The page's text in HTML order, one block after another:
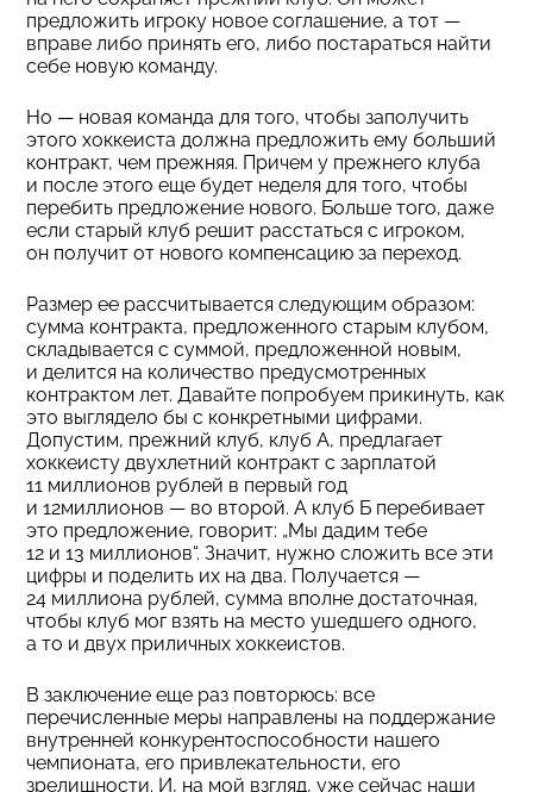
предложить игроку новое соглашение, а тот —
вправе либо принять его, либо постараться найти
себе новую команду.
Но — новая команда для того, чтобы заполучить
этого хоккеиста должна предложить ему больший
контракт, чем прежняя. Причем у прежнего клуба
и после этого еще будет неделя для того, чтобы
перебить предложение нового. Больше того, даже
если старый клуб решит расстаться с игроком,
он получит от нового компенсацию за переход.
Размер ее рассчитывается следующим образом:
сумма контракта, предложенного старым клубом,
складывается с суммой, предложенной новым,
и делится на количество предусмотренных
контрактом лет. Давайте попробуем прикинуть, как
это выглядело бы с конкретными цифрами.
Допустим, прежний клуб, клуб А, предлагает
хоккеисту двухлетний контракт с зарплатой
11 миллионов рублей в первый год
и 12миллионов — во второй. А клуб Б перебивает
это предложение, говорит: „Мы дадим тебе
12 и 13 миллионов“. Значит, нужно сложить все эти
цифры и поделить их на два. Получается —
24 миллиона рублей, сумма вполне достаточная,
чтобы клуб мог взять на место ушедшего одного,
а то и двух приличных хоккеистов.
В заключение еще раз повторюсь: все
перечисленные меры направлены на поддержание
внутренней конкурентоспособности нашего
чемпионата, его привлекательности, его
зрелищности. И, на мой взгляд, уже сейчас наши